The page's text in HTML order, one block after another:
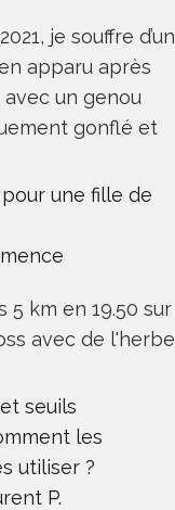
je souffre d’un
apparu après
un genou
gonflé et
une fille de
5 km en 19.50 sur
avec de l'herbe
seuils
les
utiliser ?
P.